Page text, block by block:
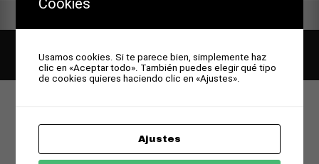
Themes
Cookies
Usamos cookies. Si te parece bien, simplemente haz
clic en «Aceptar todo». También puedes elegir qué tipo
de cookies quieres haciendo clic en «Ajustes».
Ajustes